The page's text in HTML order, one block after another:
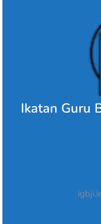
Ikatan Guru